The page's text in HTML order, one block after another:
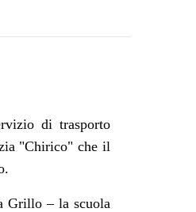
di trasporto
"Chirico" che il
Grillo – la scuola